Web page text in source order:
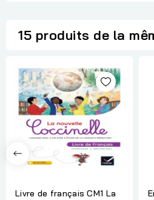
15 produits de la
Livre de français CM1 La